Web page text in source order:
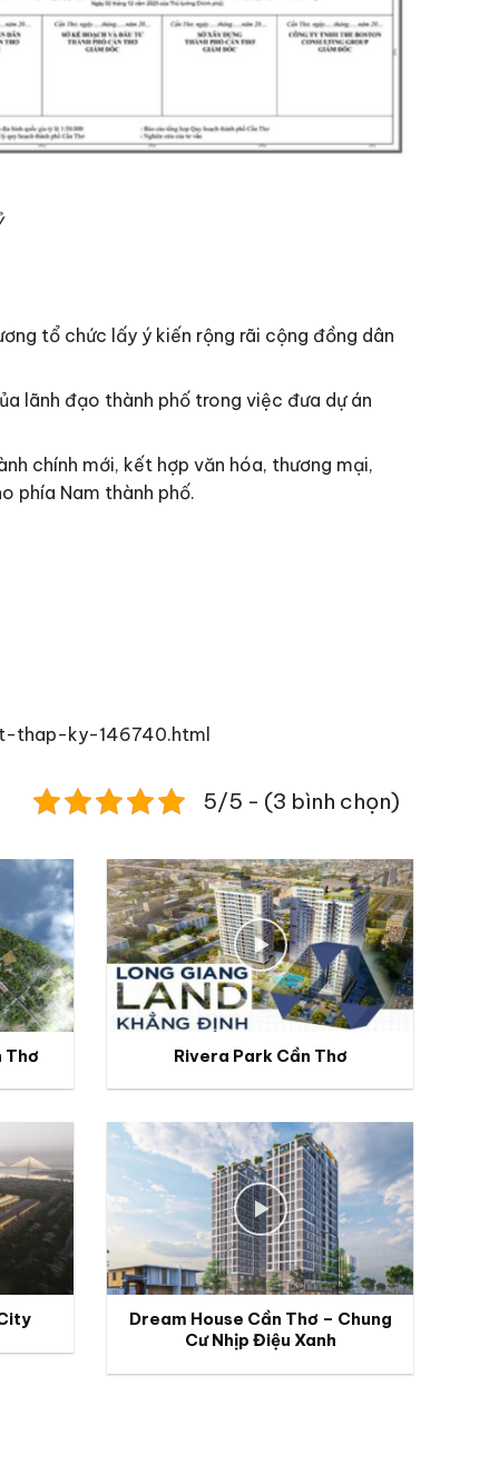
tổ chức lấy ý kiến rộng rãi cộng đồng dân
lãnh đạo thành phố trong việc đưa dự án
chính mới, kết hợp văn hóa, thương mại,
phía Nam thành phố.
thap-ky-146740.html
5/5 - (3 bình chọn)
Thơ Rivera Park Cần Thơ
Dream House Cần Thơ – Chung
Cư Nhịp Điệu Xanh